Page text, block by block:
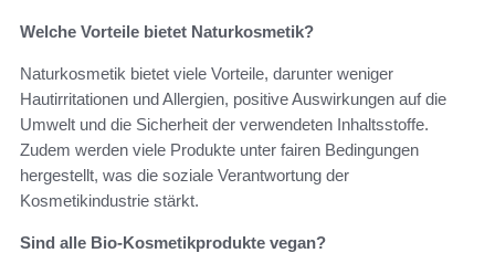
Welche Vorteile bietet Naturkosmetik?
Naturkosmetik bietet viele Vorteile, darunter weniger
Hautirritationen und Allergien, positive Auswirkungen auf die
Umwelt und die Sicherheit der verwendeten Inhaltsstoffe.
Zudem werden viele Produkte unter fairen Bedingungen
hergestellt, was die soziale Verantwortung der
Kosmetikindustrie stärkt.
Sind alle Bio-Kosmetikprodukte vegan?